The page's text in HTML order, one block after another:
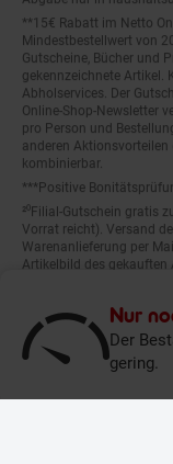
Nur
Der
gering.
**15€ Rabatt im Netto
Mindestbestellwert von
Gutscheine, Bücher und
gekennzeichnete Artikel.
Abholservices. Der
Online-Shop-Newsletter
pro Person und
anderen Aktionsvorteilen
kombinierbar.
***Positive
²⁰Filial-Gutschein gratis
Vorrat reicht). Versand
Warenanlieferung per
Artikelbild des gekauften
Art nicht gestattet. Der
einlösbar. Nicht mit
Shop-Aktionen)
Gutscheins ist darauf